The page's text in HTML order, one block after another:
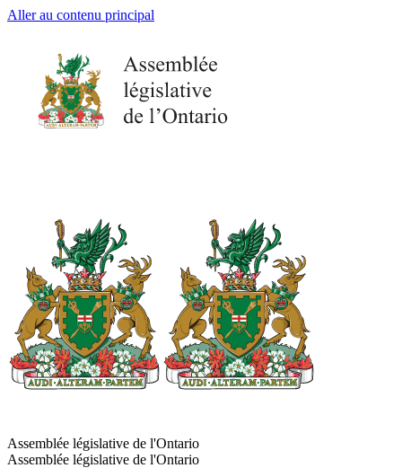
Aller au contenu principal
Assemblée législative de l'Ontario
Assemblée législative de l'Ontario